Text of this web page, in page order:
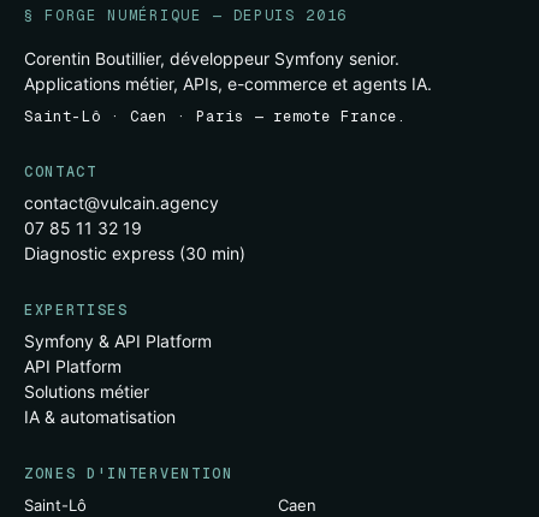
§ FORGE NUMÉRIQUE — DEPUIS 2016
Corentin Boutillier, développeur Symfony senior.
Applications métier, APIs, e-commerce et agents IA.
Saint-Lô · Caen · Paris — remote France.
CONTACT
contact@vulcain.agency
07 85 11 32 19
Diagnostic express (30 min)
EXPERTISES
Symfony & API Platform
API Platform
Solutions métier
IA & automatisation
ZONES D'INTERVENTION
Saint-Lô
Caen